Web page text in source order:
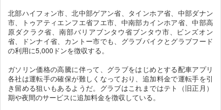
北部ハイフォン市、北中部ゲアン省、タインホア省、中部ダナン
市、トゥアティエンフエ省フエ市、中南部カインホア省、中部高
原ダクラク省、南部バリアブンタウ省ブンタウ市、ビンズオン
省、ドンナイ省、カントー市でも、グラブバイクとグラブフード
の利用に5,000ドンを徴収する。
ガソリン価格の高騰に伴って、グラブをはじめとする配車アプリ
各社は運転手の確保が難しくなっており、追加料金で運転手を引
き留める狙いもあるようだ。グラブはこれまではテト（旧正月）
期や夜間のサービスに追加料金を徴収している。